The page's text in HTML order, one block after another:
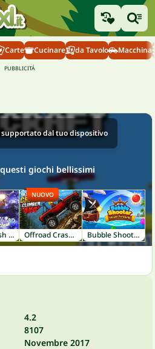
Carte Cucinare da Tavolo Macchina
supportato dal tuo dispositivo
giochi bellissimi
Winter Clash 3D Offroad Crash Climber 4X4
NUOVO
Bubble Shooter: Pirate Treasures
4.2
8107
Novembre 2017